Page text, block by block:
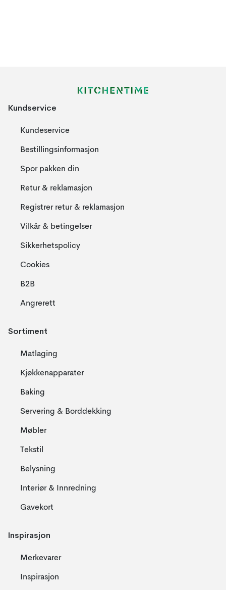
Kundservice
Kundeservice
Bestillingsinformasjon
Spor pakken din
Retur & reklamasjon
Registrer retur & reklamasjon
Vilkår & betingelser
Sikkerhetspolicy
Cookies
B2B
Angrerett
Sortiment
Matlaging
Kjøkkenapparater
Baking
Servering & Borddekking
Møbler
Tekstil
Belysning
Interiør & Innredning
Gavekort
Inspirasjon
Merkevarer
Inspirasjon